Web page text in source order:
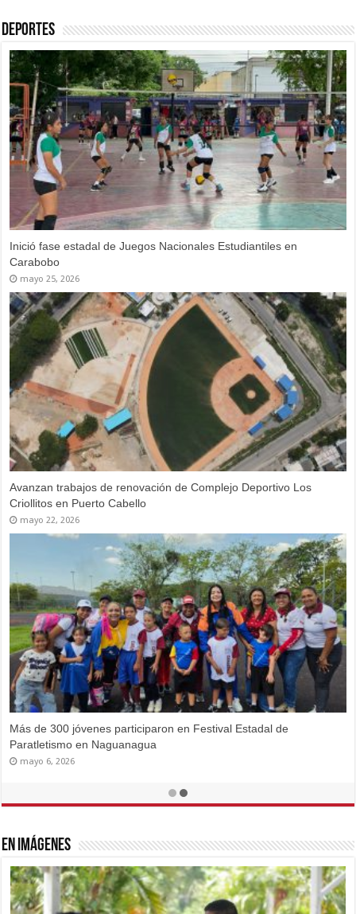
Deportes
Gobernador Lacava premió a más de 120 deportistas con viaje a
Margarita en Torneo Intercolegial de Pádel
junio 20, 2026
Carabobo encendió Fuego Patrio rumbo a los XX Juegos
Deportivos Nacionales Estudiantiles
junio 16, 2026
Carabobo recibe a atletas de 15 estados en el Campeonato
Nacional de Ciclismo de Pista 2026
junio 10, 2026
En imágenes